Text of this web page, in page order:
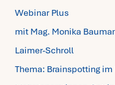
Webinar Plus
mit Mag. Monika
Laimer-Schroll
Thema: Brainspotting